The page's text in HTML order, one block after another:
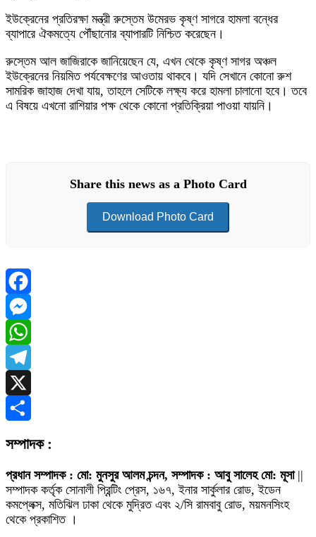
ইউক্রেনের প্রতিরক্ষা মন্ত্রী রুস্তেম উমেরভ কৃষ্ণ সাগরে হামলা বন্ধের
ব্যাপারে ঐকমত্যে পৌঁছানোর ব্যাপারটি নিশ্চিত করেছেন।
রুস্তেম আল জাজিরাকে জানিয়েছেন যে, এখন থেকে কৃষ্ণ সাগর অঞ্চল
ইউক্রেনের নিয়মিত পর্যবেক্ষণের আওতায় থাকবে। যদি সেখানে কোনো রুশ
সামরিক জাহাজ দেখা যায়, তাহলে সেটিকে লক্ষ্য করে হামলা চালানো হবে। তবে
এ বিষয়ে এখনো রাশিয়ার পক্ষ থেকে কোনো প্রতিক্রিয়া পাওয়া যায়নি।
Share this news as a Photo Card
Download Photo Card
Facebook
Messenger
WhatsApp
Telegram
X
সম্পাদক :
প্রধান সম্পাদক : মো: মুনসুর আলম চন্দন, সম্পাদক : আবু সালেহ মো: মূসা||
সম্পাদক কর্তৃক সোনালী প্রিন্টিং প্রেস, ১৬৭, ইনার সার্কুলার রোড, ইডেন
কমপ্লেক্স, মতিঝিল ঢাকা থেকে মুদ্রিত এবং ২/সি রামবাবু রোড, ময়মনসিংহ
থেকে প্রকাশিত ।